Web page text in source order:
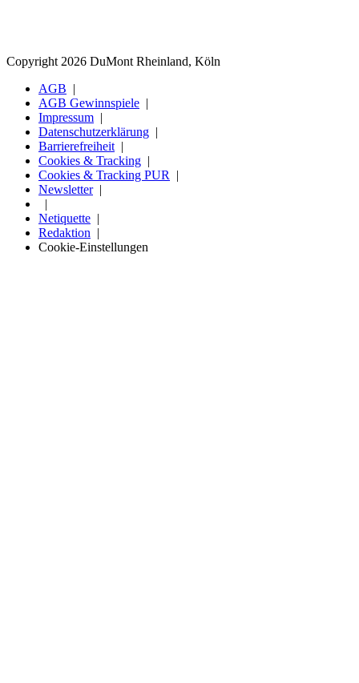
Copyright 2026 DuMont Rheinland, Köln
AGB
AGB Gewinnspiele
Impressum
Datenschutzerklärung
Barrierefreiheit
Cookies & Tracking
Cookies & Tracking PUR
Newsletter
Netiquette
Redaktion
Cookie-Einstellungen